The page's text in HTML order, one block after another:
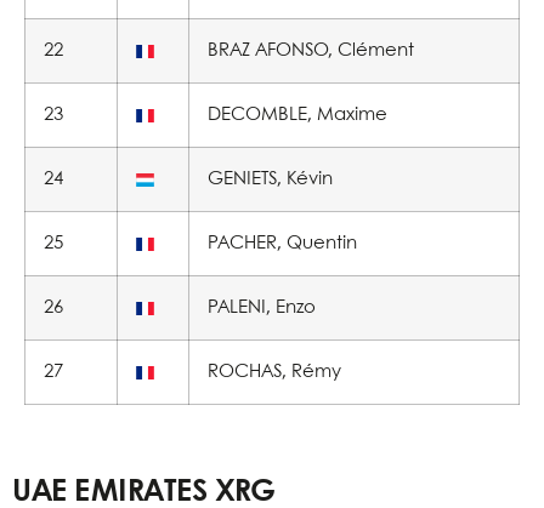
22 BRAZ AFONSO, Clément
23 DECOMBLE, Maxime
24 GENIETS, Kévin
25 PACHER, Quentin
26 PALENI, Enzo
27 ROCHAS, Rémy
UAE EMIRATES XRG